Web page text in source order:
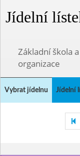
Jídelní
Základní škola
organizace
Vybrat jídelnu Jídelní